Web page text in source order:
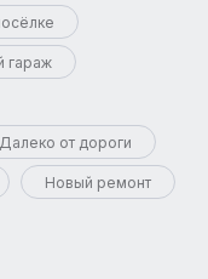
гараж
Далеко от дороги
Новый ремонт